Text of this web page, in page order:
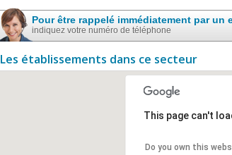
Pour être rappelé immédiatement par un
indiquez votre numéro de téléphone
Les établissements dans ce secteur
This page can't
Do you own this